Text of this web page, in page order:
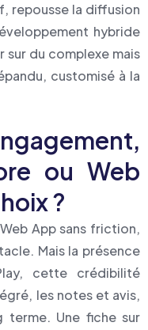
repousse la diffusion
hybride
sur du complexe mais
customisé à la
ou Web
?
App sans friction,
Mais la présence
cette crédibilité
les notes et avis,
Une fiche sur